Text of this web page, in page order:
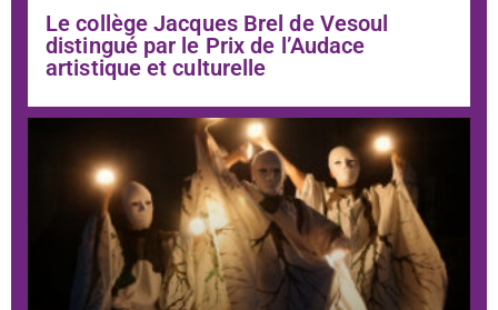
Le collège Jacques Brel de Vesoul
distingué par le Prix de l’Audace
artistique et culturelle